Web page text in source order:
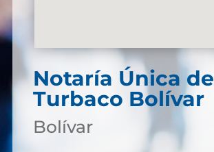
Notaría Única de
Turbaco Bolívar
Bolívar